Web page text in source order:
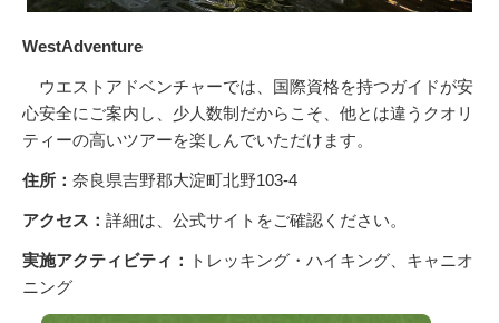
WestAdventure
ウエストアドベンチャーでは、国際資格を持つガイドが安
心安全にご案内し、少人数制だからこそ、他とは違うクオリ
ティーの高いツアーを楽しんでいただけます。
住所： 奈良県吉野郡大淀町北野103-4
アクセス： 詳細は、公式サイトをご確認ください。
実施アクティビティ：
トレッキング・ハイキング、キャニオ
ニング